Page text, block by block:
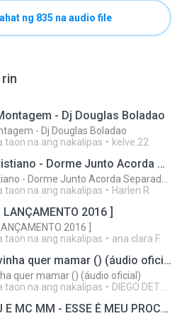
ng 835 na audio file
- Dj Douglas Boladao
- Dj Douglas Boladao
taon na ang nakalipas kelve.22
Ze Neto E Cristiano - Dorme Junto Acorda Separado - Top 20 Sertanejas de 2015
taon na ang nakalipas Harlen R.
LANÇAMENTO 2016 ]
2016 ]
taon na ang nakalipas ana clara F.
Mc kevin novinha quer mamar () (áudio oficial)
quer mamar () (áudio oficial)
taon na ang nakalipas DIEGO DETONA FUNK D.
MC PIKACHU E MC MM - ESSE É MEU PROCEDE ( DJ CARLINHOS DA S.R )